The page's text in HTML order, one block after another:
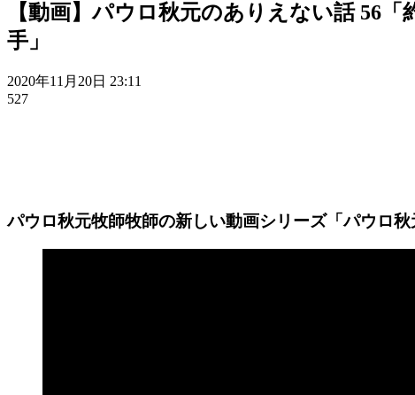
【動画】パウロ秋元のありえない話 56
手」
2020年11月20日 23:11
527
パウロ秋元牧師牧師の新しい動画シリーズ「パウロ